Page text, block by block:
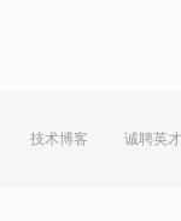
技术博客 诚聘英才